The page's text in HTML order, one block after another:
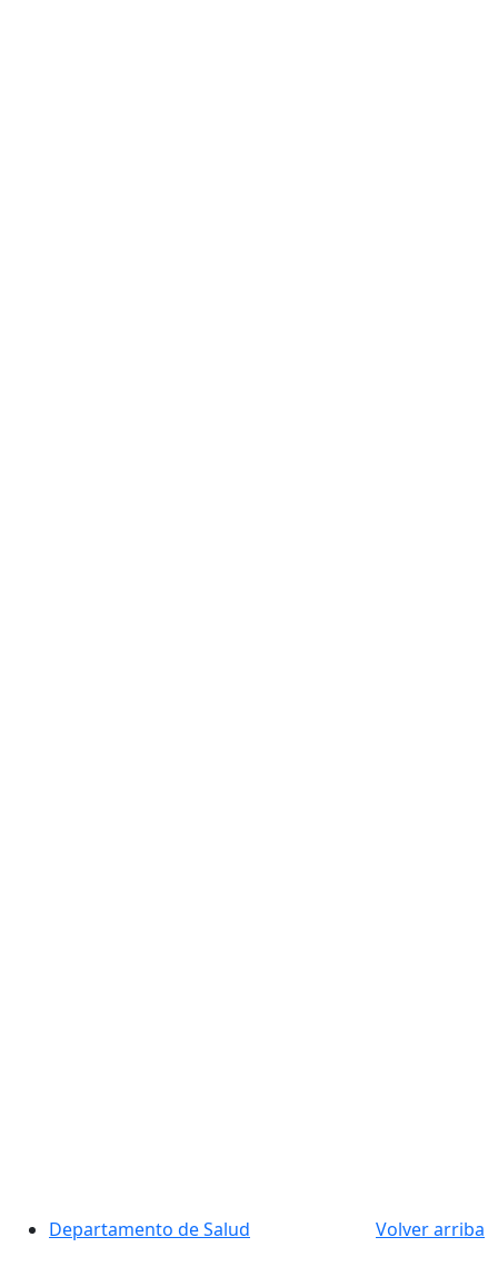
Departamento de Salud Volver arriba